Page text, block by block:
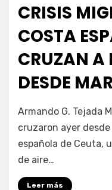
CRISIS
COSTA
CRUZAN
DESDE
Fernando
Armando G. Tejada
cruzaron ayer
española de Ceuta,
de aire…
Leer más